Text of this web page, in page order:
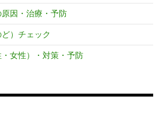
因・治療・予防
）チェック
女性）・対策・予防